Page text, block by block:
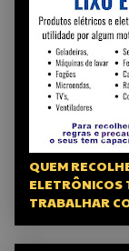
QUEM
ELETRÔNICOS
TRABALHAR